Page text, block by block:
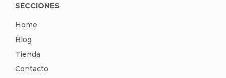
SECCIONES
Home
Blog
Tienda
Contacto